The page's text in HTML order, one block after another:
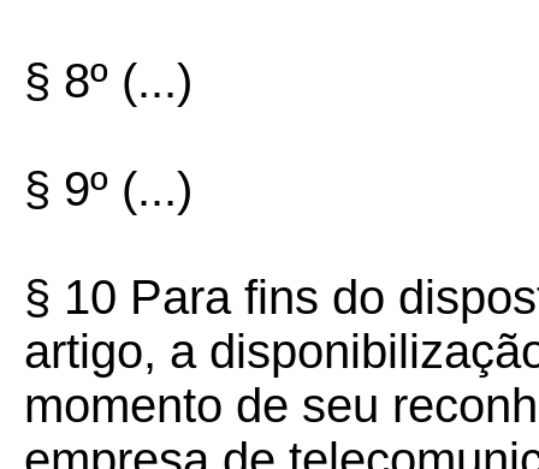
§ 8º (...)
§ 9º (...)
§ 10 Para fins do
artigo, a
momento de seu